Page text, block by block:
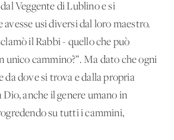
Veggente di Lublino e si
avesse usi diversi dal loro maestro.
il Rabbi - quello che può
unico cammino?”. Ma dato che ogni
da dove si trova e dalla propria
Dio, anche il genere umano in
su tutti i cammini,